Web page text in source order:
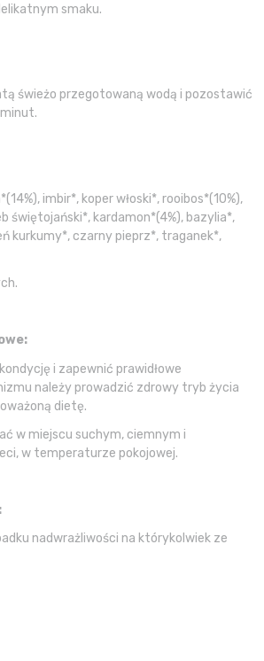
smaku.
świeżo przegotowaną wodą i pozostawić
imbir*, koper włoski*, rooibos*(10%),
świętojański*, kardamon*(4%), bazylia*,
kurkumy*, czarny pieprz*, traganek*,
i zapewnić prawidłowe
należy prowadzić zdrowy tryb życia
dietę.
w miejscu suchym, ciemnym i
w temperaturze pokojowej.
nadwrażliwości na którykolwiek ze